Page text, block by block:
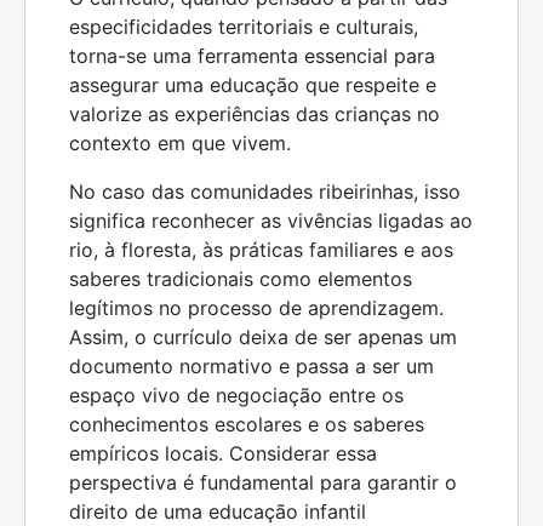
especificidades territoriais e culturais,
torna-se uma ferramenta essencial para
assegurar uma educação que respeite e
valorize as experiências das crianças no
contexto em que vivem.
No caso das comunidades ribeirinhas, isso
significa reconhecer as vivências ligadas ao
rio, à floresta, às práticas familiares e aos
saberes tradicionais como elementos
legítimos no processo de aprendizagem.
Assim, o currículo deixa de ser apenas um
documento normativo e passa a ser um
espaço vivo de negociação entre os
conhecimentos escolares e os saberes
empíricos locais. Considerar essa
perspectiva é fundamental para garantir o
direito de uma educação infantil